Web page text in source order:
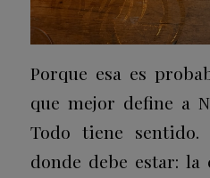
Porque esa es
que mejor define a
Todo tiene sentido.
donde debe estar: